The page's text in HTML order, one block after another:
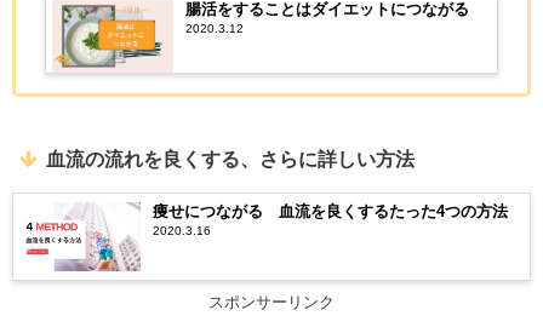
腸活をすることはダイエットにつながる
2020.3.12
血流の流れを良くする、さらに詳しい方法
痩せにつながる 血流を良くするたった4つの方法
2020.3.16
スポンサーリンク